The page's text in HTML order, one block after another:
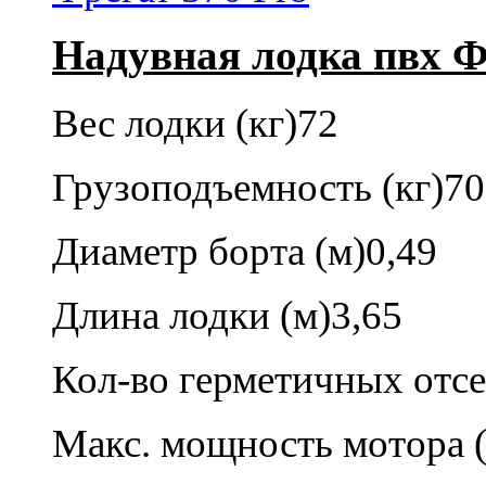
Надувная лодка пвх
Вес лодки (кг)72
Грузоподъемность (кг)
Диаметр борта (м)0,49
Длина лодки (м)3,65
Кол-во герметичных
Макс. мощность мотора